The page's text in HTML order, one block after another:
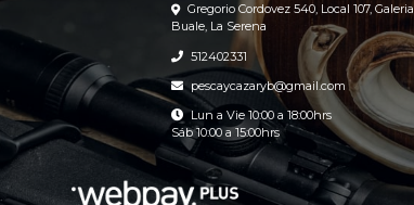
Gregorio Cordovez 540, Local 107, Galeria
Buale, La Serena
512402331
pescaycazaryb@gmail.com
Lun a Vie 10:00 a 18:00hrs
Sáb 10:00 a 15:00hrs